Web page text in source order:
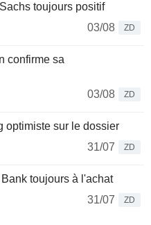
toujours positif
03/08
ZD
confirme sa
03/08
ZD
optimiste sur le dossier
31/07
ZD
toujours à l'achat
31/07
ZD